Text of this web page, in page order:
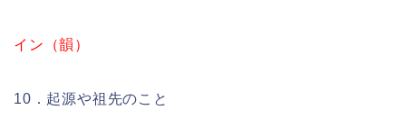
イン（韻）
10．起源や祖先のこと